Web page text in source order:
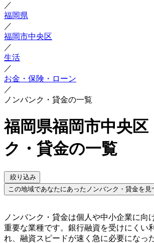
／
福岡県
／
福岡市中央区
／
生活
／
お金・保険・ローン
／
ノンバンク・貸金の一覧
福岡県福岡市中央区
ク・貸金の一覧
絞り込み
この地域であなたにあったノンバンク・貸金を見
ノンバンク・貸金は個人や中小企業に向
重要な業種です。銀行融資を受けにくい
れ、融資スピードが速く急に必要になっ